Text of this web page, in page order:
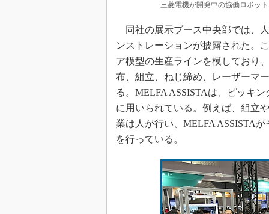
三菱電機が開発中の協働ロボッ
同社の展示ブース中央部では、
ンストレーションが披露された。
ア模型の生産ラインを模しており
布、組立、ねじ締め、レーザーマ
る。MELFA ASSISTAは、ピッキ
に用いられている。例えば、組立
業は人が行い、MELFA ASSISTA
を行っている。